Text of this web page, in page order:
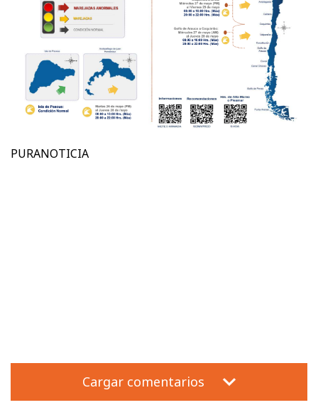
PURANOTICIA
Cargar comentarios